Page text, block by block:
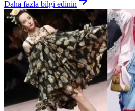
Daha fazla bilgi edinin